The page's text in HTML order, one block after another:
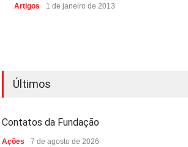
Artigos 1 de janeiro de 2013
Últimos
Contatos da Fundação
Ações 7 de agosto de 2026